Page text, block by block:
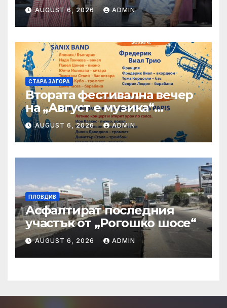
AUGUST 6, 2026 ADMIN
СТАРА ЗАГОРА
Втората фестивална вечер
на „Август е музика“
посреща Фредерик Виал
Трио
AUGUST 6, 2026 ADMIN
ПЛОВДИВ
Асфалтират последния
участък от „Рогошко шосе“
AUGUST 6, 2026 ADMIN